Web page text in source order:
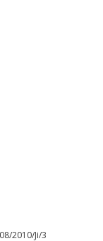
2010/Ji/3